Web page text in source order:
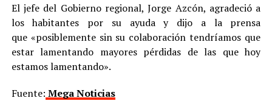
El jefe del Gobierno regional, Jorge Azcón, agradeció a
los habitantes por su ayuda y dijo a la prensa
que «posiblemente sin su colaboración tendríamos que
estar lamentando mayores pérdidas de las que hoy
estamos lamentando».
Fuente: Mega Noticias